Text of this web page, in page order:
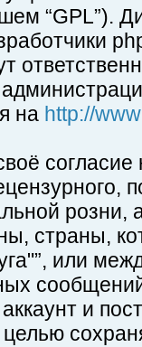
“GPL”).
на http://
страны,
или
и